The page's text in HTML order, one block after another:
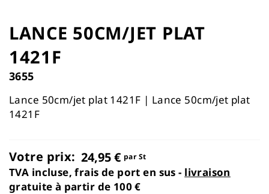
to
the
beginning
of
the
images
gallery
LANCE 50CM/JET PLAT
1421F
3655
Lance 50cm/jet plat 1421F | Lance 50cm/jet plat
1421F
Votre prix: 24,95 € par St
TVA incluse, frais de port en sus - livraison
gratuite à partir de 100 €